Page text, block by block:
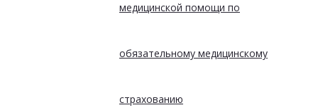
медицинской помощи по
обязательному медицинскому
страхованию